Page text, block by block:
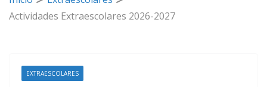
Actividades Extraescolares 2026-2027
EXTRAESCOLARES